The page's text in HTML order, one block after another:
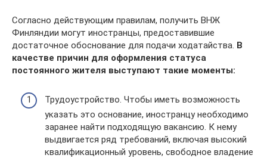
Согласно действующим правилам, получить ВНЖ
Финляндии могут иностранцы, предоставившие
достаточное обоснование для подачи ходатайства. В
качестве причин для оформления статуса
постоянного жителя выступают такие моменты:
Трудоустройство. Чтобы иметь возможность
указать это основание, иностранцу необходимо
заранее найти подходящую вакансию. К нему
выдвигается ряд требований, включая высокий
квалификационный уровень, свободное владение